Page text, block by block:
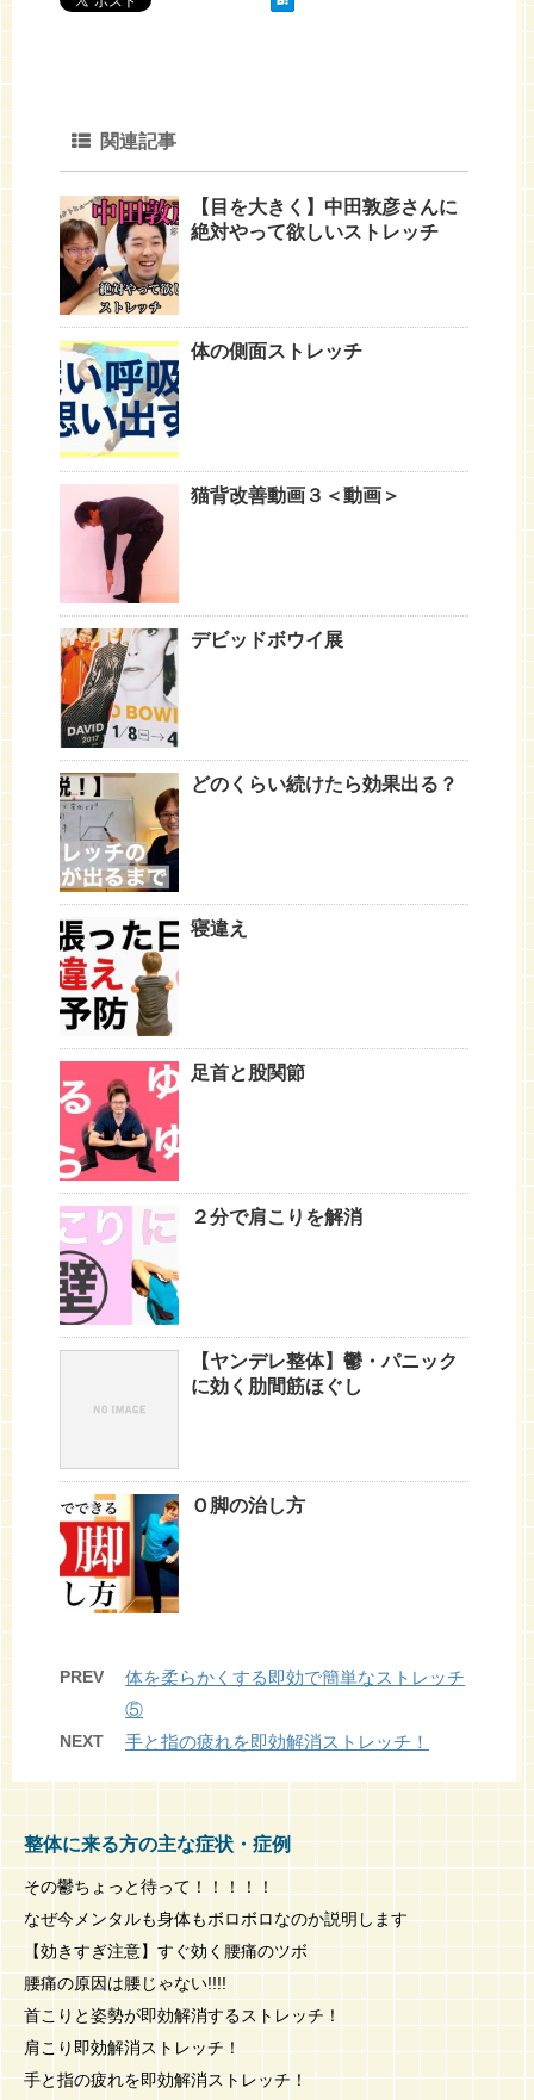
関連記事
【目を大きく】中田敦彦さんに
絶対やって欲しいストレッチ
体の側面ストレッチ
猫背改善動画３＜動画＞
デビッドボウイ展
どのくらい続けたら効果出る？
寝違え
足首と股関節
２分で肩こりを解消
【ヤンデレ整体】鬱・パニック
に効く肋間筋ほぐし
Ｏ脚の治し方
PREV
体を柔らかくする即効で簡単なストレッチ
⑤
NEXT 手と指の疲れを即効解消ストレッチ！
整体に来る方の主な症状・症例
その鬱ちょっと待って！！！！！
なぜ今メンタルも身体もボロボロなのか説明します
【効きすぎ注意】すぐ効く腰痛のツボ
腰痛の原因は腰じゃない!!!!
首こりと姿勢が即効解消するストレッチ！
肩こり即効解消ストレッチ！
手と指の疲れを即効解消ストレッチ！